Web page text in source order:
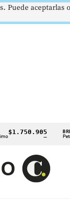
BRENT
Petróleo
Puede aceptarlas